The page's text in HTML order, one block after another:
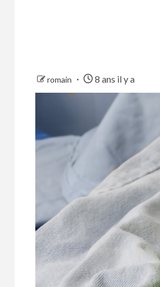
romain 8 ans il y a